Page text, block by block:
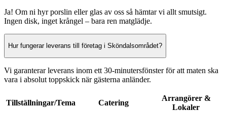
Ja! Om ni hyr porslin eller glas av oss så hämtar vi allt smutsigt.
Ingen disk, inget krångel – bara ren matglädje.
Hur fungerar leverans till företag i Sköndalsområdet?
Vi garanterar leverans inom ett 30-minutersfönster för att maten ska
vara i absolut toppskick när gästerna anländer.
Tillställningar/Tema Catering
Arrangörer &
Lokaler